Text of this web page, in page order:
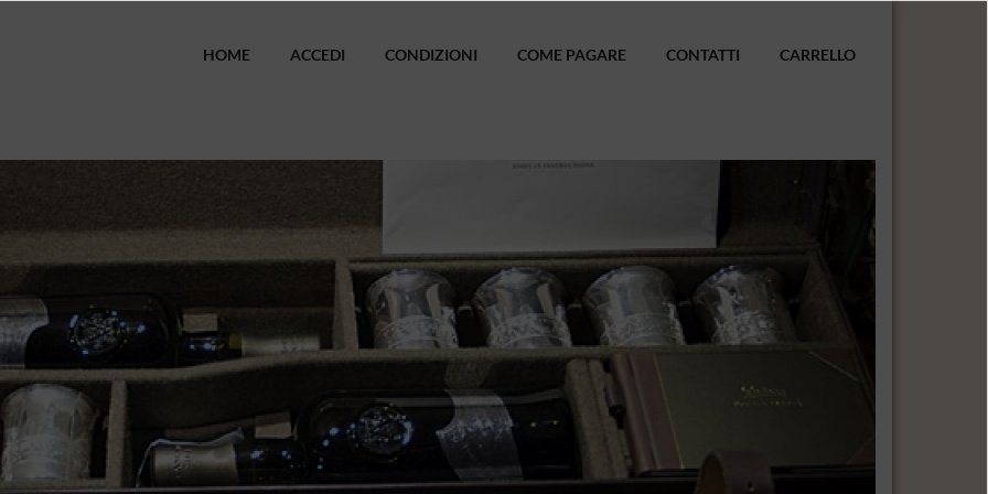
HOME ACCEDI CONDIZIONI COME PAGARE CONTATTI CARRELLO